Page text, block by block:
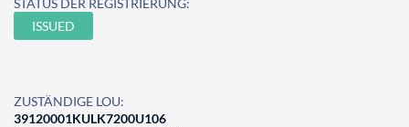
STATUS DER REGISTRIERUNG:
ISSUED
ZUSTÄNDIGE LOU:
39120001KULK7200U106